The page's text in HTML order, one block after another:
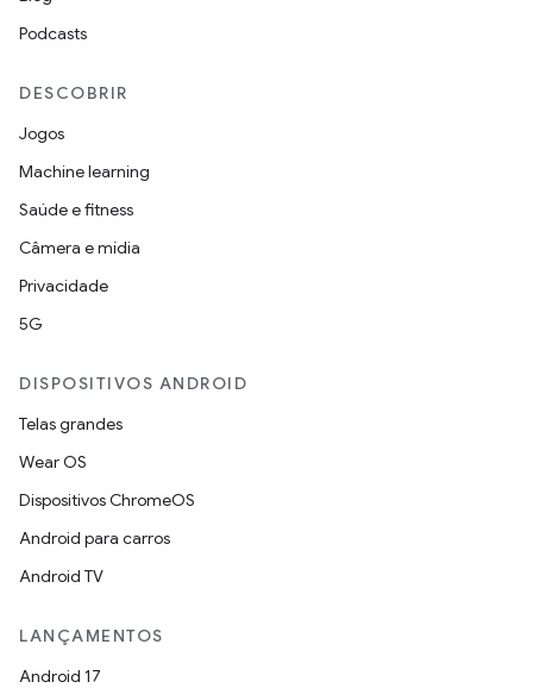
Podcasts
DESCOBRIR
Jogos
Machine learning
Saúde e fitness
Câmera e mídia
Privacidade
5G
DISPOSITIVOS ANDROID
Telas grandes
Wear OS
Dispositivos ChromeOS
Android para carros
Android TV
LANÇAMENTOS
Android 17